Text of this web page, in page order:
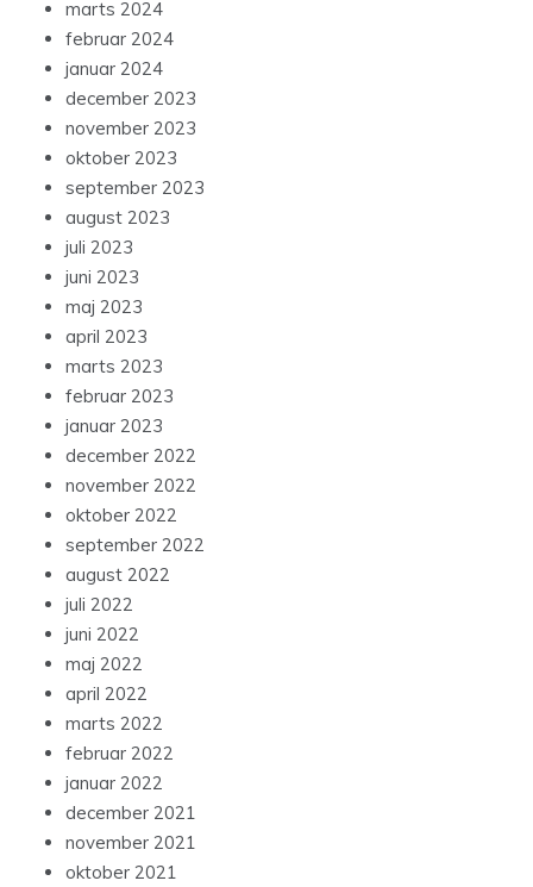
marts 2024
februar 2024
januar 2024
december 2023
november 2023
oktober 2023
september 2023
august 2023
juli 2023
juni 2023
maj 2023
april 2023
marts 2023
februar 2023
januar 2023
december 2022
november 2022
oktober 2022
september 2022
august 2022
juli 2022
juni 2022
maj 2022
april 2022
marts 2022
februar 2022
januar 2022
december 2021
november 2021
oktober 2021